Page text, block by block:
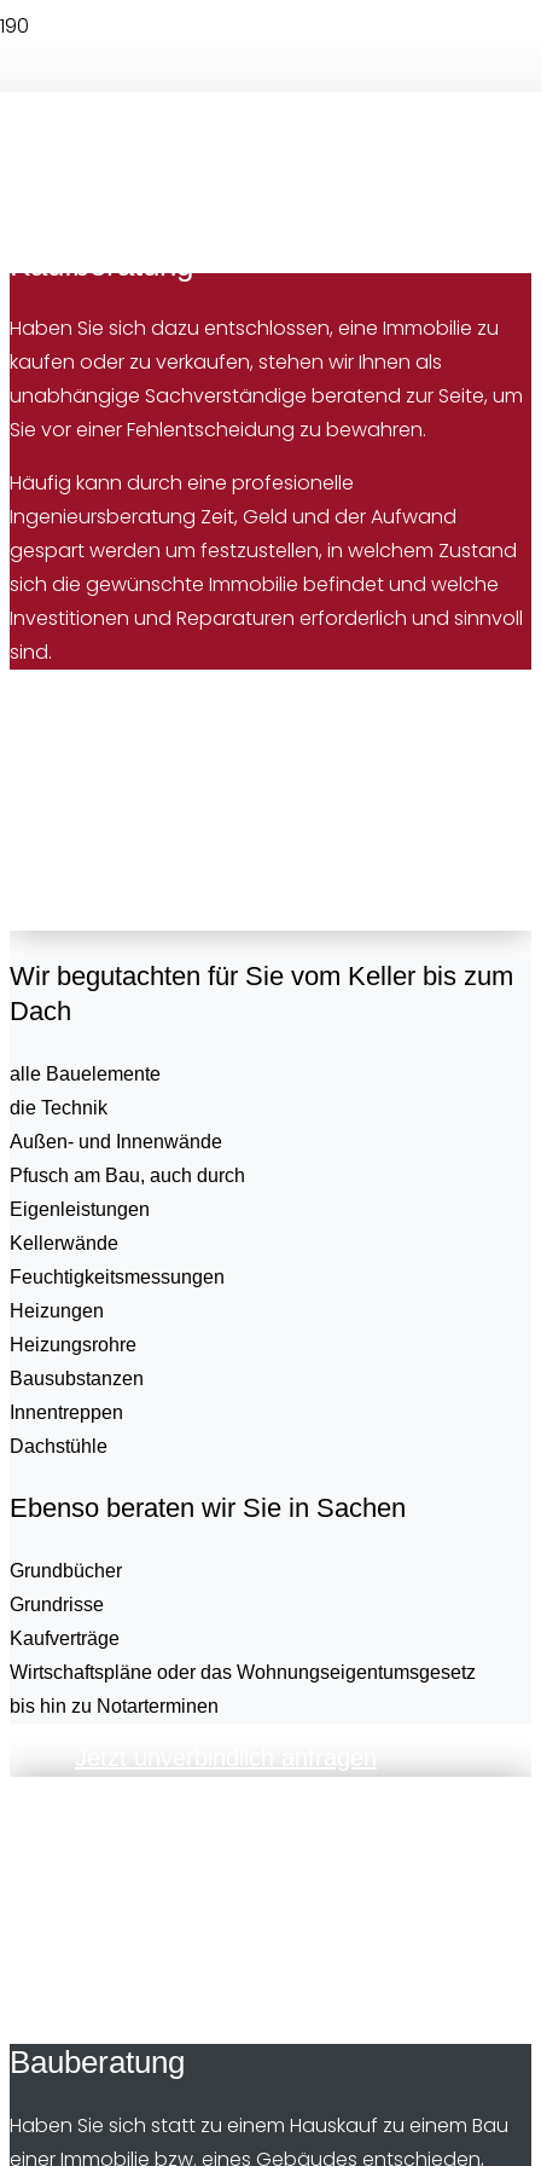
Kaufberatung
Haben Sie sich dazu entschlossen, eine Immobilie zu
kaufen oder zu verkaufen, stehen wir Ihnen als
unabhängige Sachverständige beratend zur Seite, um
Sie vor einer Fehlentscheidung zu bewahren.
Häufig kann durch eine profesionelle
Ingenieursberatung Zeit, Geld und der Aufwand
gespart werden um festzustellen, in welchem Zustand
sich die gewünschte Immobilie befindet und welche
Investitionen und Reparaturen erforderlich und sinnvoll
sind.
Wir begutachten für Sie vom Keller bis zum
Dach
alle Bauelemente
die Technik
Außen- und Innenwände
Pfusch am Bau, auch durch
Eigenleistungen
Kellerwände
Feuchtigkeitsmessungen
Heizungen
Heizungsrohre
Bausubstanzen
Innentreppen
Dachstühle
Ebenso beraten wir Sie in Sachen
Grundbücher
Grundrisse
Kaufverträge
Wirtschaftspläne oder das Wohnungseigentumsgesetz
bis hin zu Notarterminen
Bauberatung
Haben Sie sich statt zu einem Hauskauf zu einem Bau
einer Immobilie bzw. eines Gebäudes entschieden,